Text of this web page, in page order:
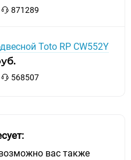
871289
Toto RP CW552Y
568507
вас также